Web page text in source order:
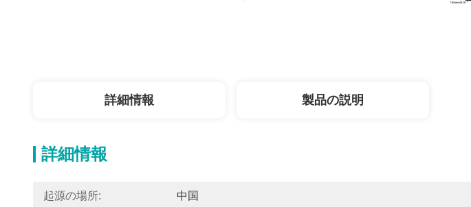
詳細情報 製品の説明
詳細情報
起源の場所: 中国